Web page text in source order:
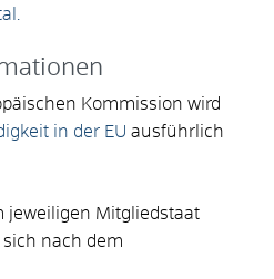
Kommission wird
in der EU ausführlich
jeweiligen Mitgliedstaat
nach dem